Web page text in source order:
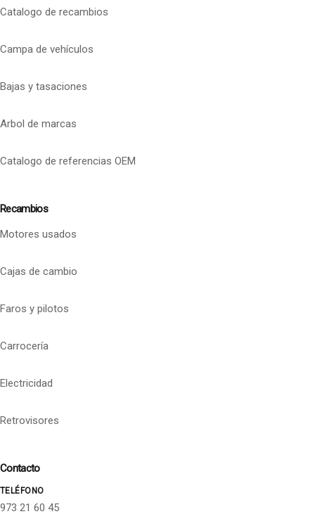
Catalogo de recambios
Campa de vehículos
Bajas y tasaciones
Arbol de marcas
Catalogo de referencias OEM
Recambios
Motores usados
Cajas de cambio
Faros y pilotos
Carrocería
Electricidad
Retrovisores
Contacto
TELÉFONO
973 21 60 45